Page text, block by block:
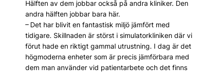
Hälften av dem jobbar också på andra kliniker. Den
andra hälften jobbar bara här.
– Det har blivit en fantastisk miljö jämfört med
tidigare. Skillnaden är störst i simulatorkliniken där vi
förut hade en riktigt gammal utrustning. I dag är det
högmoderna enheter som är precis jämförbara med
dem man använder vid patientarbete och det finns